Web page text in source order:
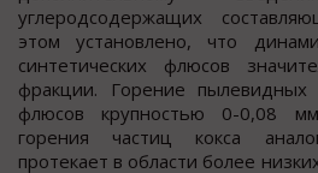
углеродсодержащих
этом установлено, что
синтетических флюсов
фракции. Горение пылевидных
флюсов крупностью 0-0,08
горения частиц кокса
протекает в области более